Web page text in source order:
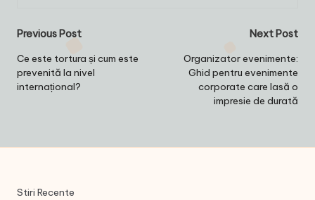
Post
navigation
Previous Post
Ce este tortura și cum este
prevenită la nivel
internațional?
Next Post
Organizator evenimente:
Ghid pentru evenimente
corporate care lasă o
impresie de durată
Stiri Recente